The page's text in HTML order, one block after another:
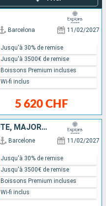
Barcelona 11/02/2027
5 620 CHF
Jusqu'à 30% de remise
Jusqu'à 3500€ de remise
Boissons Premium incluses
Wi-fi inclus
ESPAGNE, MAROC, LANZAROTE, MAJORQUE, PORTUGAL
Barcelone 11/02/2027
Jusqu'à 30% de remise
Jusqu'à 3500€ de remise
Boissons Premium incluses
Wi-fi inclus